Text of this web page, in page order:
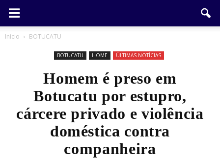
Início BOTUCATU
BOTUCATU HOME ÚLTIMAS NOTÍCIAS
Homem é preso em
Botucatu por estupro,
cárcere privado e violência
doméstica contra
companheira